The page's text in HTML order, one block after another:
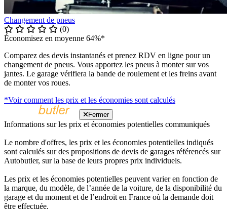
Changement de pneus
(0)
Économisez en moyenne 64%*
Comparez des devis instantanés et prenez RDV en ligne pour un
changement de pneus. Vous apportez les pneus à monter sur vos
jantes. Le garage vérifiera la bande de roulement et les freins avant
de monter vos roues.
*Voir comment les prix et les économies sont calculés
Fermer
Informations sur les prix et économies potentielles communiqués
Le nombre d'offres, les prix et les économies potentielles indiqués
sont calculés sur des propositions de devis de garages référencés sur
Autobutler, sur la base de leurs propres prix individuels.
Les prix et les économies potentielles peuvent varier en fonction de
la marque, du modèle, de l’année de la voiture, de la disponibilité du
garage et du moment et de l’endroit en France où la demande doit
être effectuée.